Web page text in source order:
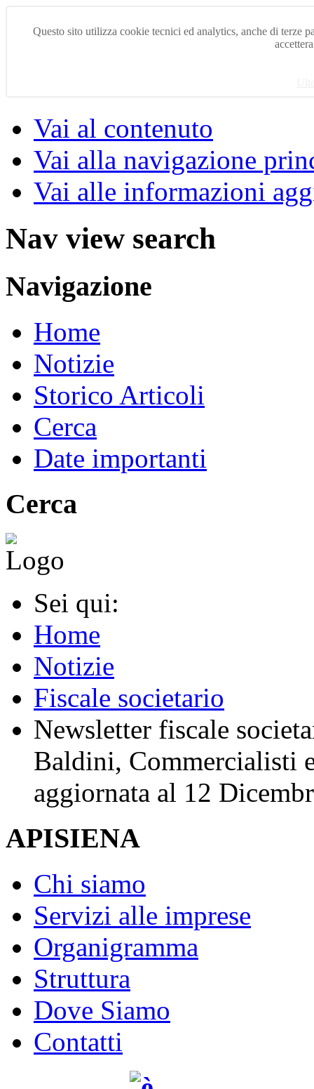
Questo sito utilizza cookie tecnici ed analytics, anche di terze
Vai al contenuto
Vai alla navigazione
Vai alle informazioni
Nav view search
Navigazione
Home
Notizie
Storico Articoli
Cerca
Date importanti
Cerca
Sei qui:
Home
Notizie
Fiscale societario
Newsletter fiscale
Baldini, Commercialisti
aggiornata al 12
APISIENA
Chi siamo
Servizi alle imprese
Organigramma
Struttura
Dove Siamo
Contatti